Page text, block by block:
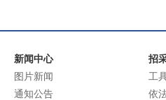
新闻中心
图片新闻
通知公告
招
工
依